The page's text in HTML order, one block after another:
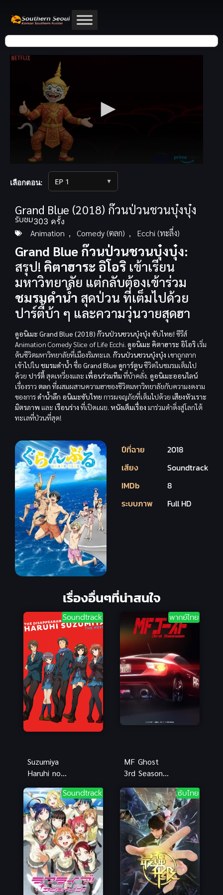
เลือกตอน: ▼
Grand Blue (2018) ก๊วนป่วนชวนบุ๋งบุ๋ง
รับชม303 ครั้ง
Animation , Comedy (ตลก) , Ecchi (ทะลึ่ง)
Grand Blue ก๊วนป่วนชวนบุ๋งบุ๋ง:
สรุป! คิตาฮาระ อิโอริ เข้าเรียน
มหาวิทยาลัย แต่กลับต้องเข้าร่วม
ชมรมดำน้ำ สุดป่วน ที่เต็มไปด้วย
ปาร์ตี้บ้า ๆ และความวุ่นวายสุดฮา
ดูอนิเมะ Grand Blue (2018) ก๊วนป่วนชวนบุ๋งบุ๋ง ซับไทย! ซีรีส์
Animation Comedy Slice of Life Ecchi. ดูอนิเมะ คิตาฮาระ อิโอริ เริ่ม
ต้นชีวิตมหาวิทยาลัยที่เมืองริมทะเล. ก๊วนป่วนชวนบุ๋งบุ๋ง เขาถูกลาก
เข้าไปใน ชมรมดำน้ำ ชื่อ Grand Blue ดูการ์ตูนชีวิตในชมรมเต็มไป
ด้วย ปาร์ตี้ สุดเหวี่ยงและ เพื่อนร่วมทีม ที่บ้าคลั่ง. ดูอนิเมะออนไลน์
เรื่องราว ตลก ที่ผสมผสานความฮาของชีวิตมหาวิทยาลัยกับความงดงาม
ของการดำน้ำลึก อนิเมะซับไทย การผจญภัยที่เต็มไปด้วย เสียงหัวเราะ
มิตรภาพ และ เรือนร่าง ที่เปิดเผย. หนังเต็มเรื่อง มาร่วมดำดิ่งสู่โลกใต้
ทะเลที่ป่วนที่สุด!
ปีที่ฉาย
2018
เสียง
Soundtrack
IMDb
8
ระบบภาพ
Full HD
เรื่องอื่นๆที่น่าสนใจ
Soundtrack
Suzumiya
Haruhi no
การหายตัวไป
ของ สึซึมิยะ
ฮารุฮิ
พากย์ไทย
MF Ghost
3rd Season 3
ภาค 3 ซับไทย
Soundtrack ซับไทย